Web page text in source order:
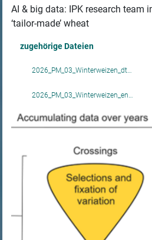
AI & big data: IPK research team
‘tailor-made’ wheat
zugehörige Dateien
2026_PM_03_Winterweizen_dt…
2026_PM_03_Winterweizen_en…